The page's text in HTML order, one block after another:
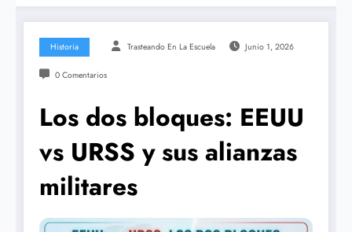
Historia Trasteando En La Escuela Junio 1, 2026
0 Comentarios
Los dos bloques: EEUU
vs URSS y sus alianzas
militares